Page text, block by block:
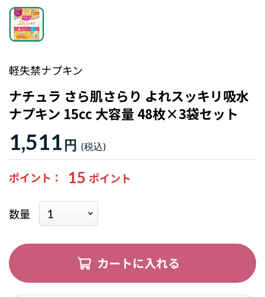
軽失禁ナプキン
ナチュラ さら肌さらり よれスッキリ吸水
ナプキン 15cc 大容量 48枚×3袋セット
1,511 円
ポイント 15
数量
カートに入れる